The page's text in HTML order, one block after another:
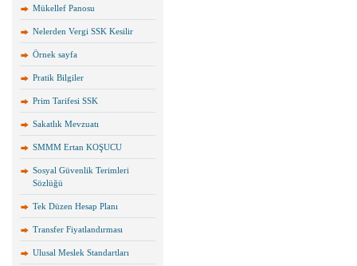
Mükellef Panosu
Nelerden Vergi SSK Kesilir
Örnek sayfa
Pratik Bilgiler
Prim Tarifesi SSK
Sakatlık Mevzuatı
SMMM Ertan KOŞUCU
Sosyal Güvenlik Terimleri
Sözlüğü
Tek Düzen Hesap Planı
Transfer Fiyatlandırması
Ulusal Meslek Standartları